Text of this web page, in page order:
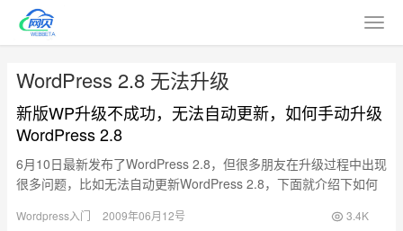
WordPress 2.8 无法升级
新版WP升级不成功，无法自动更新，如何手动升级
WordPress 2.8
6月10日最新发布了WordPress 2.8，但很多朋友在升级过程中出现
很多问题，比如无法自动更新WordPress 2.8，下面就介绍下如何
Wordpress入门 2009年06月12号 3.4K